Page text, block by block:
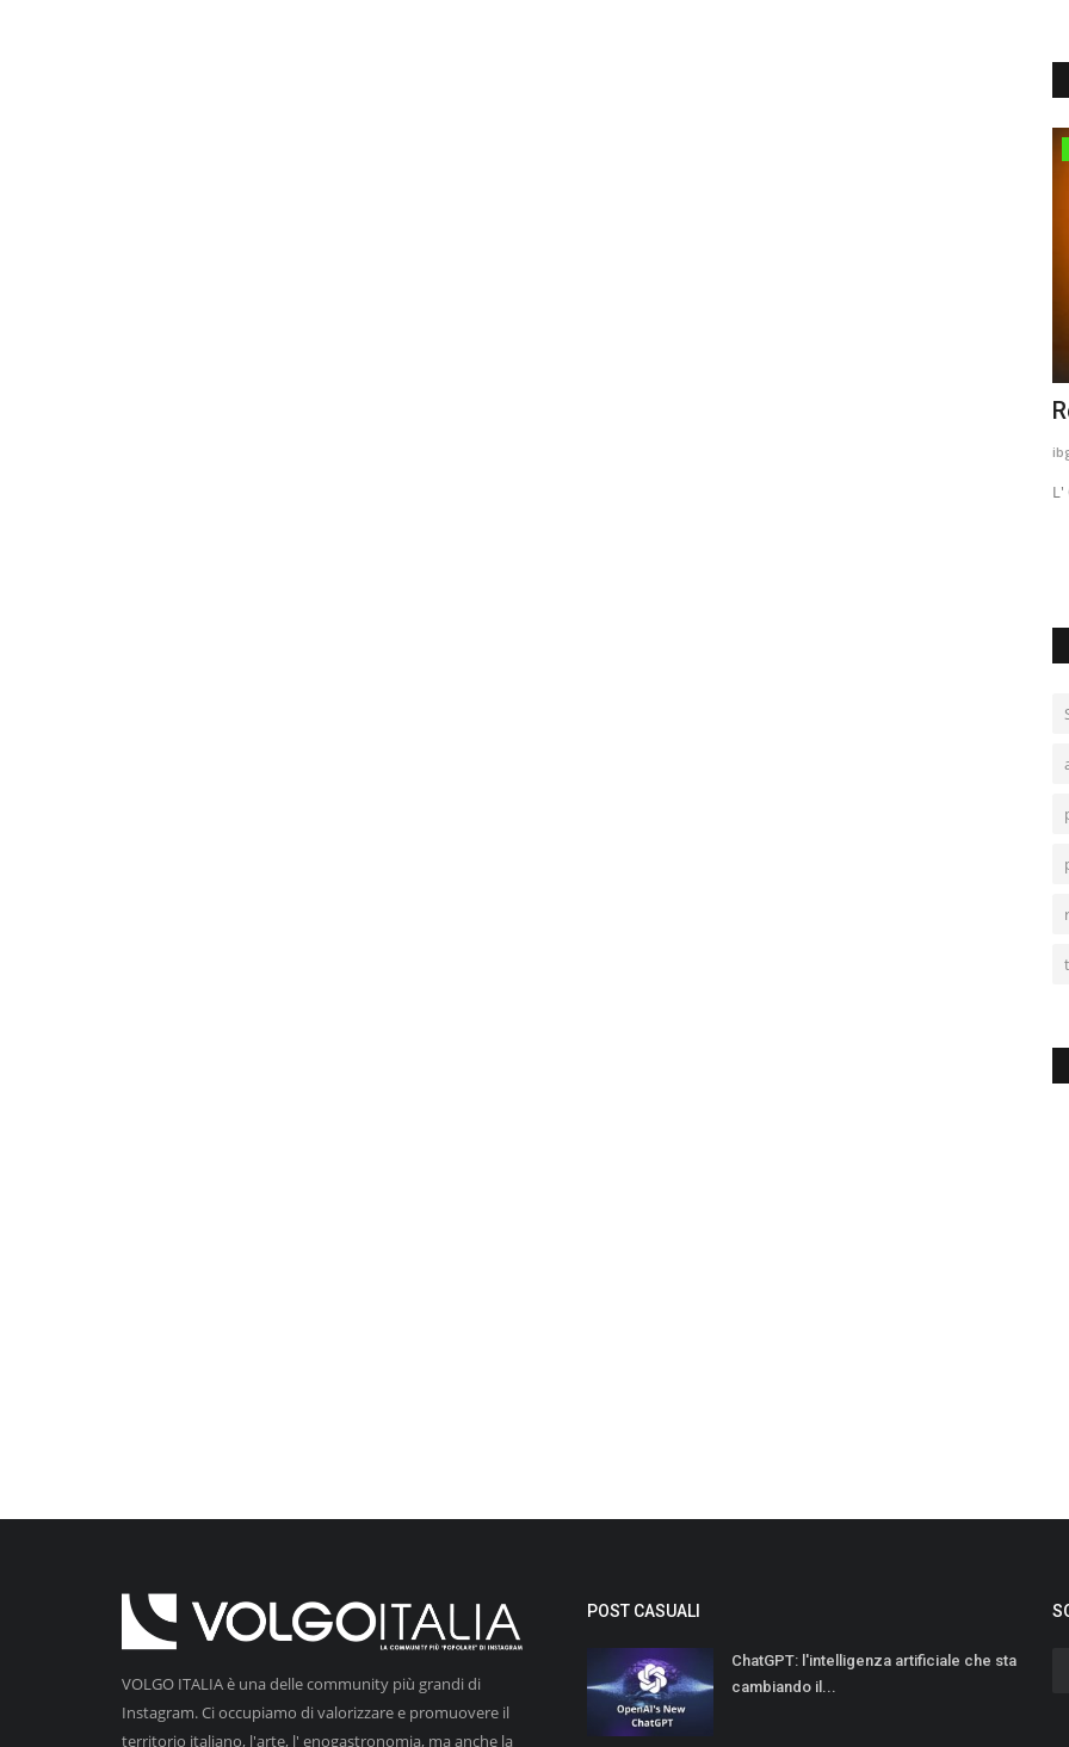
L'
VOLGO ITALIA è una delle community più grandi di
Instagram. Ci occupiamo di valorizzare e promuovere il
territorio italiano, l'arte, l' enogastronomia, ma anche la
POST CASUALI
ChatGPT: l'intelligenza artificiale che sta
cambiando il...